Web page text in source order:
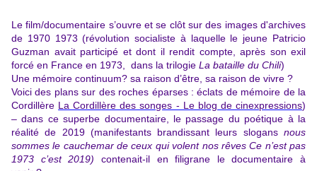
Le film/documentaire s’ouvre et se clôt sur des images d'archives
de 1970 1973 (révolution socialiste à laquelle le jeune Patricio
Guzman avait participé et dont il rendit compte, après son exil
forcé en France en 1973, dans la trilogie La bataille du Chili)
Une mémoire continuum? sa raison d’être, sa raison de vivre ?
Voici des plans sur des roches éparses : éclats de mémoire de la
Cordillère La Cordillère des songes - Le blog de cinexpressions)
– dans ce superbe documentaire, le passage du poétique à la
réalité de 2019 (manifestants brandissant leurs slogans nous
sommes le cauchemar de ceux qui volent nos rêves Ce n’est pas
1973 c’est 2019) contenait-il en filigrane
le documentaire à